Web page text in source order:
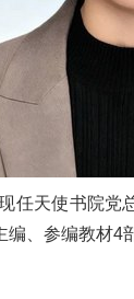
天使书院党
、参编教材4